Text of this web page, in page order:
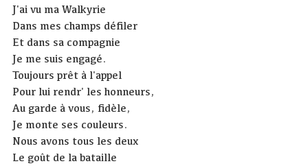
J'ai vu ma Walkyrie
Dans mes champs défiler
Et dans sa compagnie
Je me suis engagé.
Toujours prêt à l'appel
Pour lui rendr' les honneurs,
Au garde à vous, fidèle,
Je monte ses couleurs.
Nous avons tous les deux
Le goût de la bataille